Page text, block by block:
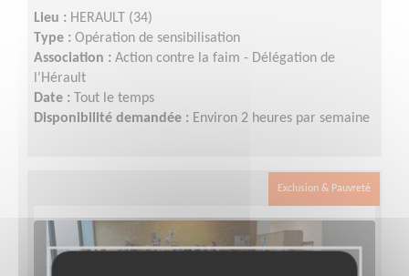
Lieu : HERAULT (34)
Type : Opération de sensibilisation
Association : Action contre la faim - Délégation de
l'Hérault
Date :
Tout le temps
Disponibilité demandée : Environ 2 heures par semaine
Exclusion & Pauvreté